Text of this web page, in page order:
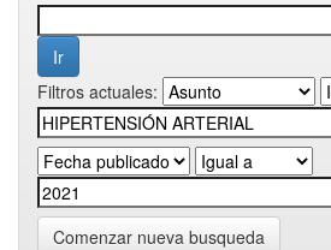
Filtros actuales:
Comenzar nueva busqueda